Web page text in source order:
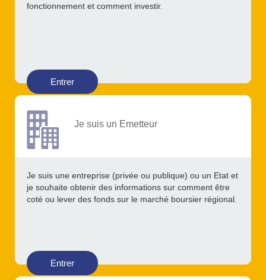
fonctionnement et comment investir.
Entrer
Je suis un Emetteur
Je suis une entreprise (privée ou publique) ou un Etat et
je souhaite obtenir des informations sur comment être
coté ou lever des fonds sur le marché boursier régional.
Entrer